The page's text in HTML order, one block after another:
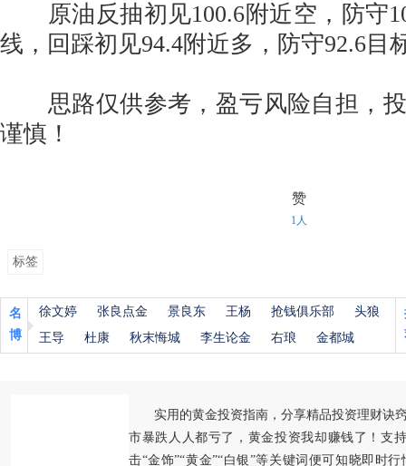
原油反抽初见100.6附近空，防守
线，回踩初见94.4附近多，防守92.6目
思路仅供参考，盈亏风险自担，投
谨慎！
赞
1人
标签
名
博
徐文婷 张良点金 景良东 王杨 抢钱俱乐部
头狼
王导
杜康 秋末悔城 李生论金 右琅 金都城
实用的黄金投资指南，分享精品投资理财诀
市暴跌人人都亏了，黄金投资我却赚钱了！支
击“金饰”“黄金”“白银”等关键词便可知晓即时